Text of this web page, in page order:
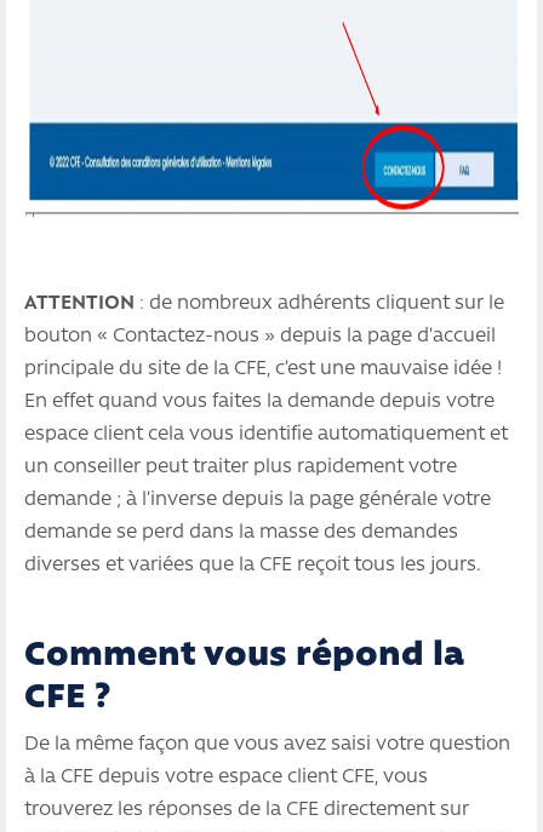
ATTENTION : de nombreux adhérents cliquent sur le
bouton « Contactez-nous » depuis la page d’accueil
principale du site de la CFE, c’est une mauvaise idée !
En effet quand vous faites la demande depuis votre
espace client cela vous identifie automatiquement et
un conseiller peut traiter plus rapidement votre
demande ; à l’inverse depuis la page générale votre
demande se perd dans la masse des demandes
diverses et variées que la CFE reçoit tous les jours.
Comment vous répond la
CFE ?
De la même façon que vous avez saisi votre question
à la CFE depuis votre espace client CFE, vous
trouverez les réponses de la CFE directement sur